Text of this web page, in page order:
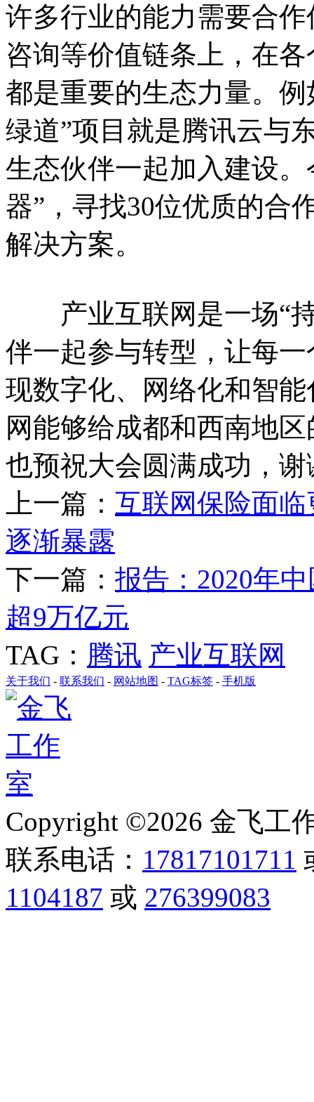
许多行业的能力需要合
咨询等价值链条上，在
都是重要的生态力量。
绿道”项目就是腾讯云与
生态伙伴一起加入建设
器”，寻找30位优质的合
解决方案。
产业互联网是一场“持
伴一起参与转型，让每
现数字化、网络化和智
网能够给成都和西南地
也预祝大会圆满成功，
上一篇： 互联网保险面
逐渐暴露
下一篇： 报告：2020年
超9万亿元
TAG： 腾讯 产业互联网
关于我们 - 联系我们 - 网站地图 - TAG标签 - 手机版
Copyright ©2026 金飞工
联系电话： 17817101711
1104187 或 276399083